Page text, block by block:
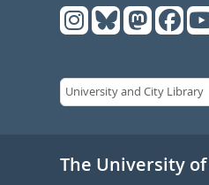
The University